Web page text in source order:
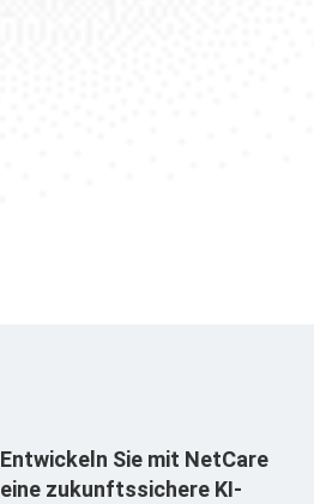
Entwickeln Sie mit NetCare
eine zukunftssichere KI-